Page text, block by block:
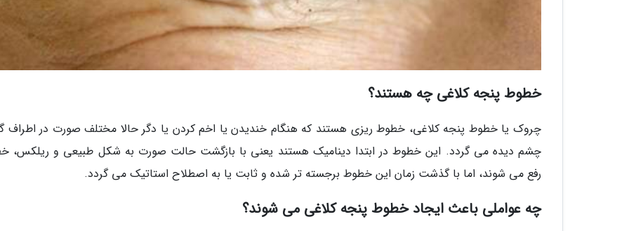
خطوط پنجه کلاغی چه هستند؟
چروک یا خطوط پنجه کلاغی، خطوط ریزی هستند که هنگام خندیدن یا اخم کردن یا دگر حالا مختلف صورت در اطراف
چشم دیده می گردد. این خطوط در ابتدا دینامیک هستند یعنی با بازگشت حالت صورت به شکل طبیعی و ریلکس،
رفع می شوند، اما با گذشت زمان این خطوط برجسته تر شده و ثابت یا به اصطلاح استاتیک می گردد.
چه عواملی باعث ایجاد خطوط پنجه کلاغی می شوند؟